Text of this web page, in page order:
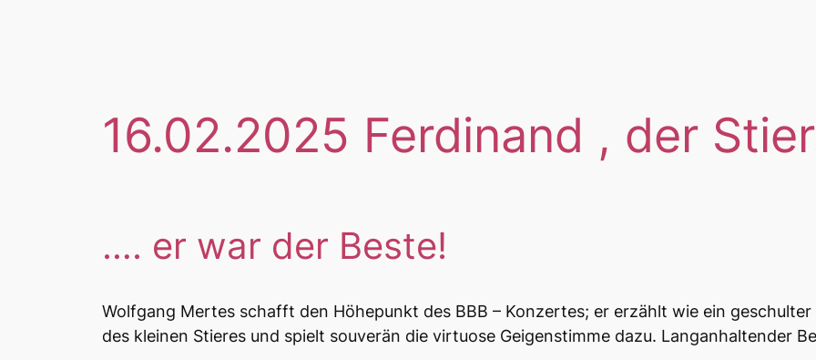
16.02.2025 Ferdinand , der
…. er war der Beste!
Wolfgang Mertes schafft den Höhepunkt des BBB – Konzertes; er erzählt wie ein
des kleinen Stieres und spielt souverän die virtuose Geigenstimme dazu. Langanhaltender